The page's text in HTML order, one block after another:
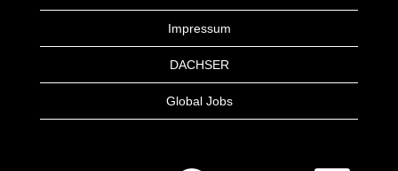
Impressum
DACHSER
Global Jobs